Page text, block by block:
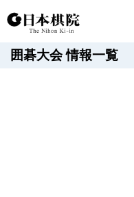
囲碁大会 情報一覧